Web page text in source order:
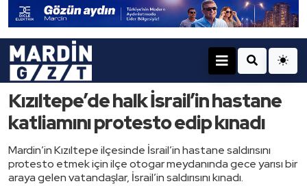
Kızıltepe’de halk İsrail’in hastane
katliamını protesto edip kınadı
Mardin’in Kızıltepe ilçesinde İsrail’in hastane saldırısını
protesto etmek için ilçe otogar meydanında gece yarısı bir
araya gelen vatandaşlar, İsrail’in saldırısını kınadı.